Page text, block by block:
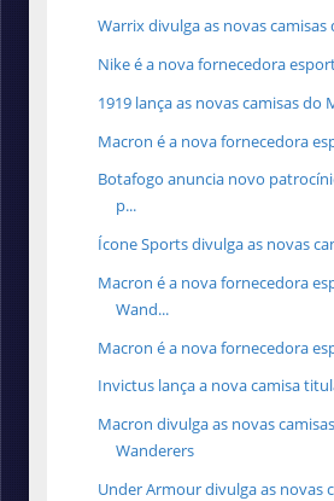
Warrix divulga as novas camisas
Nike é a nova fornecedora
1919 lança as novas camisas do
Macron é a nova fornecedora
Botafogo anuncia novo
p...
Ícone Sports divulga as novas
Macron é a nova fornecedora
Wand...
Macron é a nova fornecedora
Invictus lança a nova camisa
Macron divulga as novas
Wanderers
Under Armour divulga as novas